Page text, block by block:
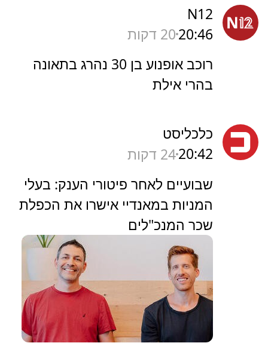
N12
20:4620 דקות
רוכב אופנוע בן 30 נהרג בתאונה
בהרי אילת
כלכליסט
20:4224 דקות
שבועיים לאחר פיטורי הענק: בעלי
המניות במאנדיי אישרו את הכפלת
שכר המנכ"לים